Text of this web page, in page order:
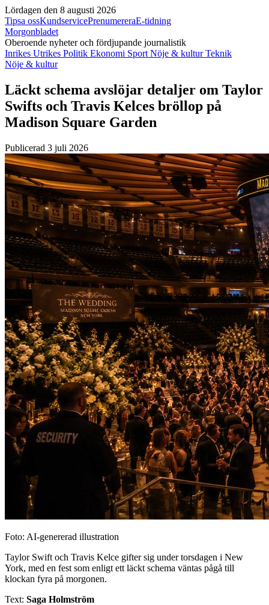
Lördagen den 8 augusti 2026
Tipsa ossKundservicePrenumereraE-tidning
Morgonbladet
Oberoende nyheter och fördjupande journalistik
Inrikes Utrikes Politik Ekonomi Sport Nöje & kulturTeknik
Nöje & kultur
Läckt schema avslöjar detaljer om Taylor
Swifts och Travis Kelces bröllop på
Madison Square Garden
Publicerad 3 juli 2026
Foto: AI-genererad illustration
Taylor Swift och Travis Kelce gifter sig under torsdagen i New
York, med en fest som enligt ett läckt schema väntas pågå till
klockan fyra på morgonen.
Text: Saga Holmström